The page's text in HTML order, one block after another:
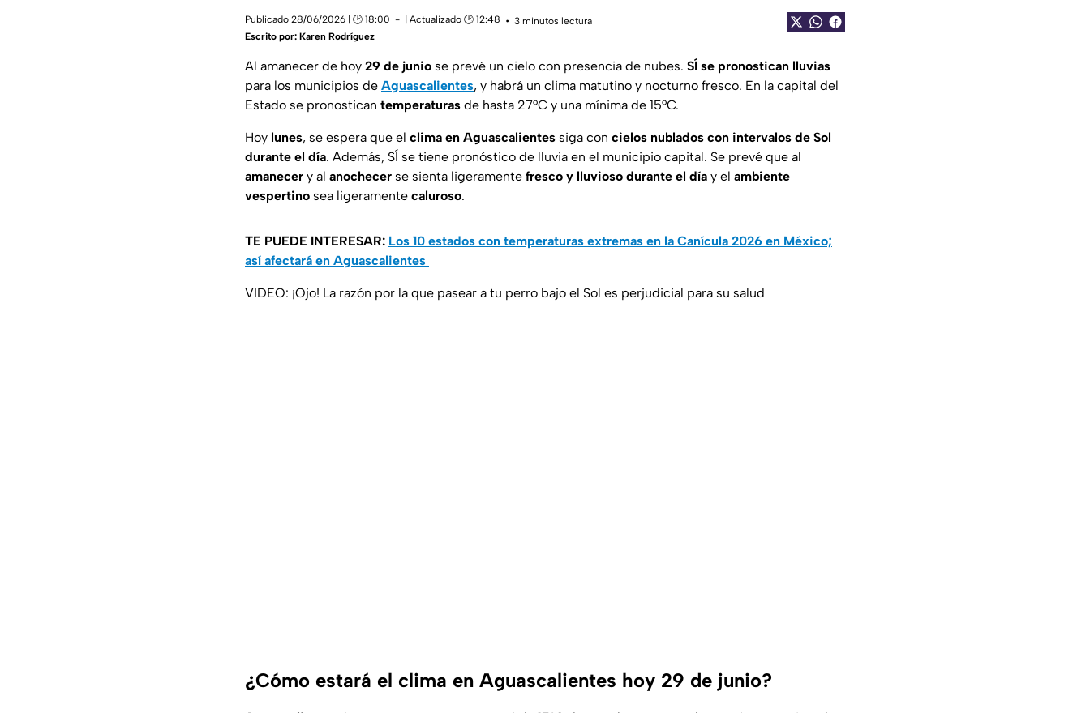
Publicado 28/06/2026 | 🕑 18:00 | Actualizado 🕑 12:48
3 minutos lectura
Escrito por: Karen Rodríguez
Al amanecer de hoy 29 de junio se prevé un cielo con presencia de nubes. SÍ se pronostican lluvias
para los municipios de Aguascalientes, y habrá un clima matutino y nocturno fresco. En la capital del
Estado se pronostican temperaturas de hasta 27°C y una mínima de 15°C.
Hoy lunes, se espera que el clima en Aguascalientes siga con cielos nublados con intervalos de Sol
durante el día. Además, SÍ se tiene pronóstico de lluvia en el municipio capital. Se prevé que al
amanecer y al anochecer se sienta ligeramente fresco y lluvioso durante el día y el ambiente
vespertino sea ligeramente caluroso.
TE PUEDE INTERESAR: Los 10 estados con temperaturas extremas en la Canícula 2026 en México;
así afectará en Aguascalientes
VIDEO: ¡Ojo! La razón por la que pasear a tu perro bajo el Sol es perjudicial para su salud
¿Cómo estará el clima en Aguascalientes hoy 29 de junio?